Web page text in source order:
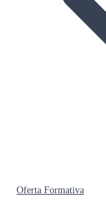
Oferta Formativa